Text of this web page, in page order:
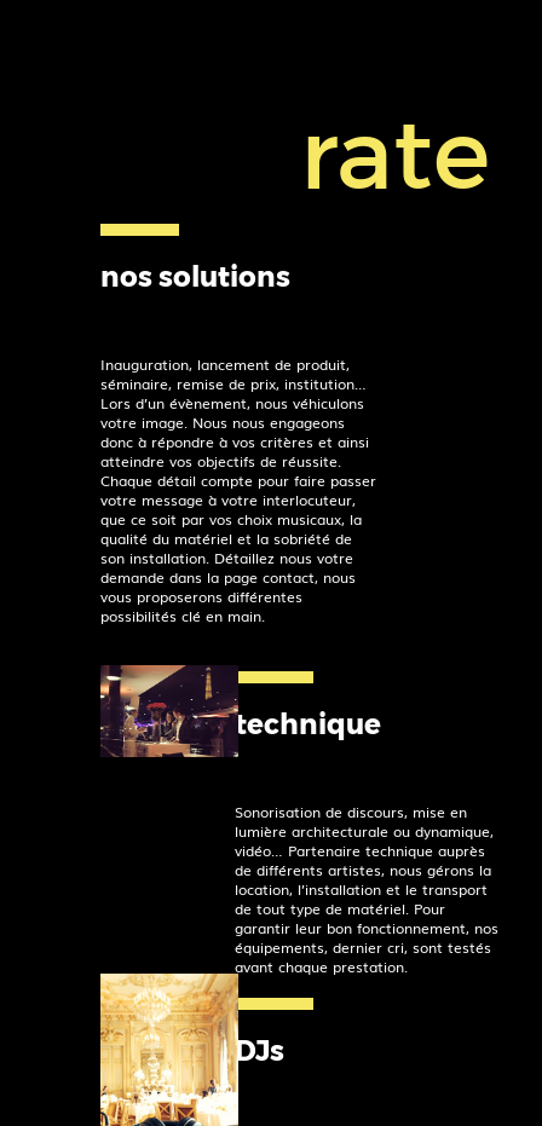
rate
nos solutions
Inauguration, lancement de produit,
séminaire, remise de prix, institution…
Lors d’un évènement, nous véhiculons
votre image. Nous nous engageons
donc à répondre à vos critères et ainsi
atteindre vos objectifs de réussite.
Chaque détail compte pour faire passer
votre message à votre interlocuteur,
que ce soit par vos choix musicaux, la
qualité du matériel et la sobriété de
son installation. Détaillez nous votre
demande dans la page contact, nous
vous proposerons différentes
possibilités clé en main.
technique
Sonorisation de discours, mise en
lumière architecturale ou dynamique,
vidéo… Partenaire technique auprès
de différents artistes, nous gérons la
location, l’installation et le transport
de tout type de matériel. Pour
garantir leur bon fonctionnement, nos
équipements, dernier cri, sont testés
avant chaque prestation.
DJs